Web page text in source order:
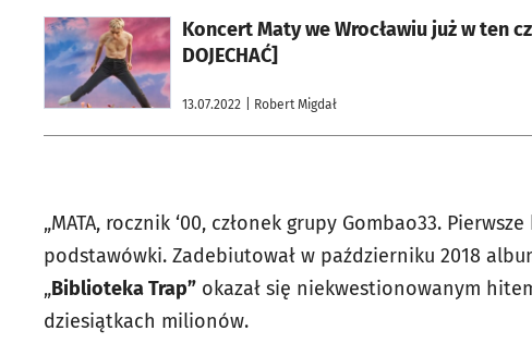
Koncert Maty we Wrocławiu już w ten
DOJECHAĆ]
13.07.2022 | Robert Migdał
otworzy się w nowej karcie
„MATA, rocznik ‘00, członek grupy Gombao33.
podstawówki. Zadebiutował w październiku 2018
„Biblioteka Trap” okazał się niekwestionowanym
dziesiątkach milionów.